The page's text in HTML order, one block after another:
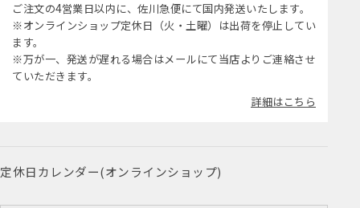
ご注文の4営業日以内に、佐川急便にて国内発送いたします。
※オンラインショップ定休日（火・土曜）は出荷を停止してい
ます。
※万が一、発送が遅れる場合はメールにて当店よりご連絡させ
ていただきます。
詳細はこちら
定休日カレンダー(オンラインショップ)